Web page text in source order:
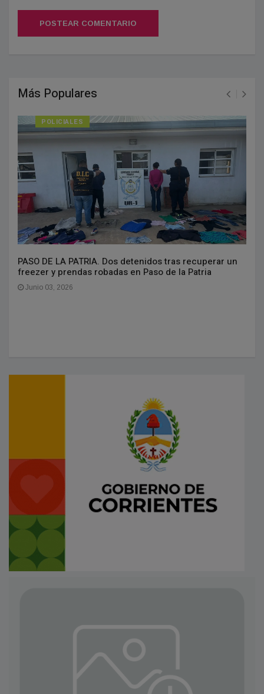
POSTEAR COMENTARIO
Más Populares
POLICIALES
PASO DE LA PATRIA. Dos detenidos tras recuperar un
freezer y prendas robadas en Paso de la Patria
Junio 03, 2026